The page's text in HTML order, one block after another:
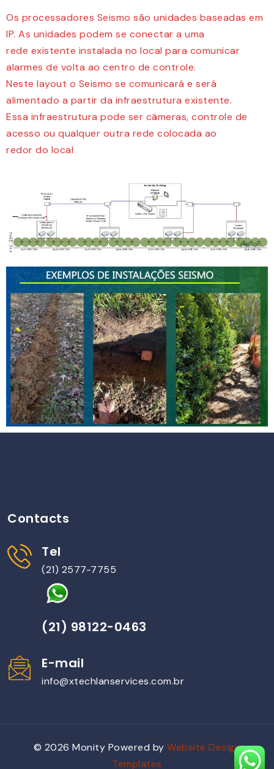
Os processadores Seismo são unidades baseadas em
IP. As unidades podem se conectar a uma
rede existente instalada no local para comunicar
alarmes de volta ao centro de controle.
Neste layout o Seismo se comunicará e será
alimentado a partir da infraestrutura existente.
Essa infraestrutura pode ser câmeras, controle de
acesso ou qualquer outra rede colocada ao
redor do local
Contacts
Tel
(21) 2577-7755
(21) 98122-0463
E-mail
info@xtechlanservices.com.br
© 2026 Monity Powered byWebsite Design
Templates